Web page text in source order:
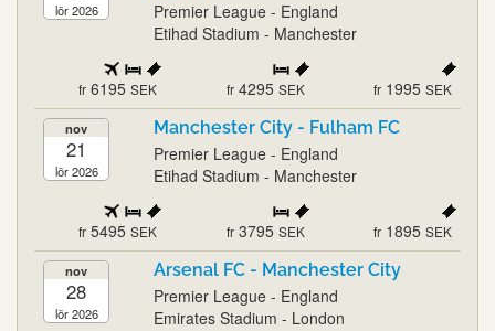
lör 2026
Premier League - England
Etihad Stadium - Manchester
fr 6195 SEK fr 4295 SEK fr 1995 SEK
nov
21
lör 2026
Manchester City - Fulham FC
Premier League - England
Etihad Stadium - Manchester
fr 5495 SEK fr 3795 SEK fr 1895 SEK
nov
28
lör 2026
Arsenal FC - Manchester City
Premier League - England
Emirates Stadium - London